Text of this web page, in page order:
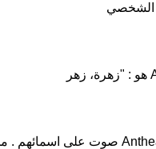
الشخصي